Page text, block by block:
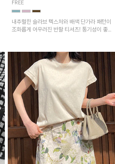
FREE
내추럴한 슬라브 텍스처와 배색 단가라 패턴이
조화롭게 어우러진 반팔 티셔츠! 통기성이 좋